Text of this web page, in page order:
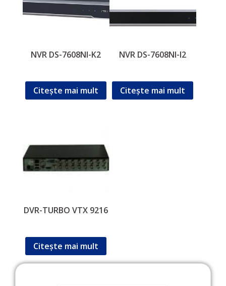
NVR DS-7608NI-K2
Citește mai mult
NVR DS-7608NI-I2
Citește mai mult
DVR-TURBO VTX 9216
Citește mai mult